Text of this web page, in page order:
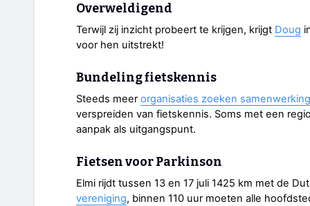
Overweldigend
Terwijl zij inzicht probeert te krijgen, krijgt Doug
voor hen uitstrekt!
Bundeling fietskennis
Steeds meerorganisaties zoeken samenwerking
verspreiden van fietskennis. Soms met een
aanpak als uitgangspunt.
Fietsen voor Parkinson
Elmi rijdt tussen 13 en 17 juli 1425 km met de
vereniging, binnen 110 uur moeten alle